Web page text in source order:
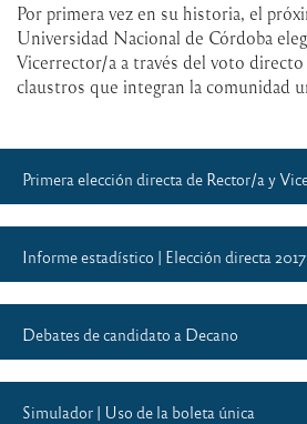
Por primera vez en su historia, el
Universidad Nacional de Córdoba
Vicerrector/a a través del voto
claustros que integran la comunidad
Primera elección directa de Rector/a y
Informe estadístico | Elección directa 2017
Debates de candidato a Decano
Simulador | Uso de la boleta única